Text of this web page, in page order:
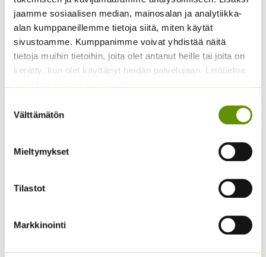
jaamme sosiaalisen median, mainosalan ja analytiikka-
alan kumppaneillemme tietoja siitä, miten käytät
sivustoamme. Kumppanimme voivat yhdistää näitä
tietoja muihin tietoihin, joita olet antanut heille tai joita on
kerätty, kun olet käyttänyt heidän palvelujaan. Lisätietoa
valinta
Välttämätön
Mieltymykset
Tilastot
Markkinointi
5,20 €
Sisältää arvonlisäveron